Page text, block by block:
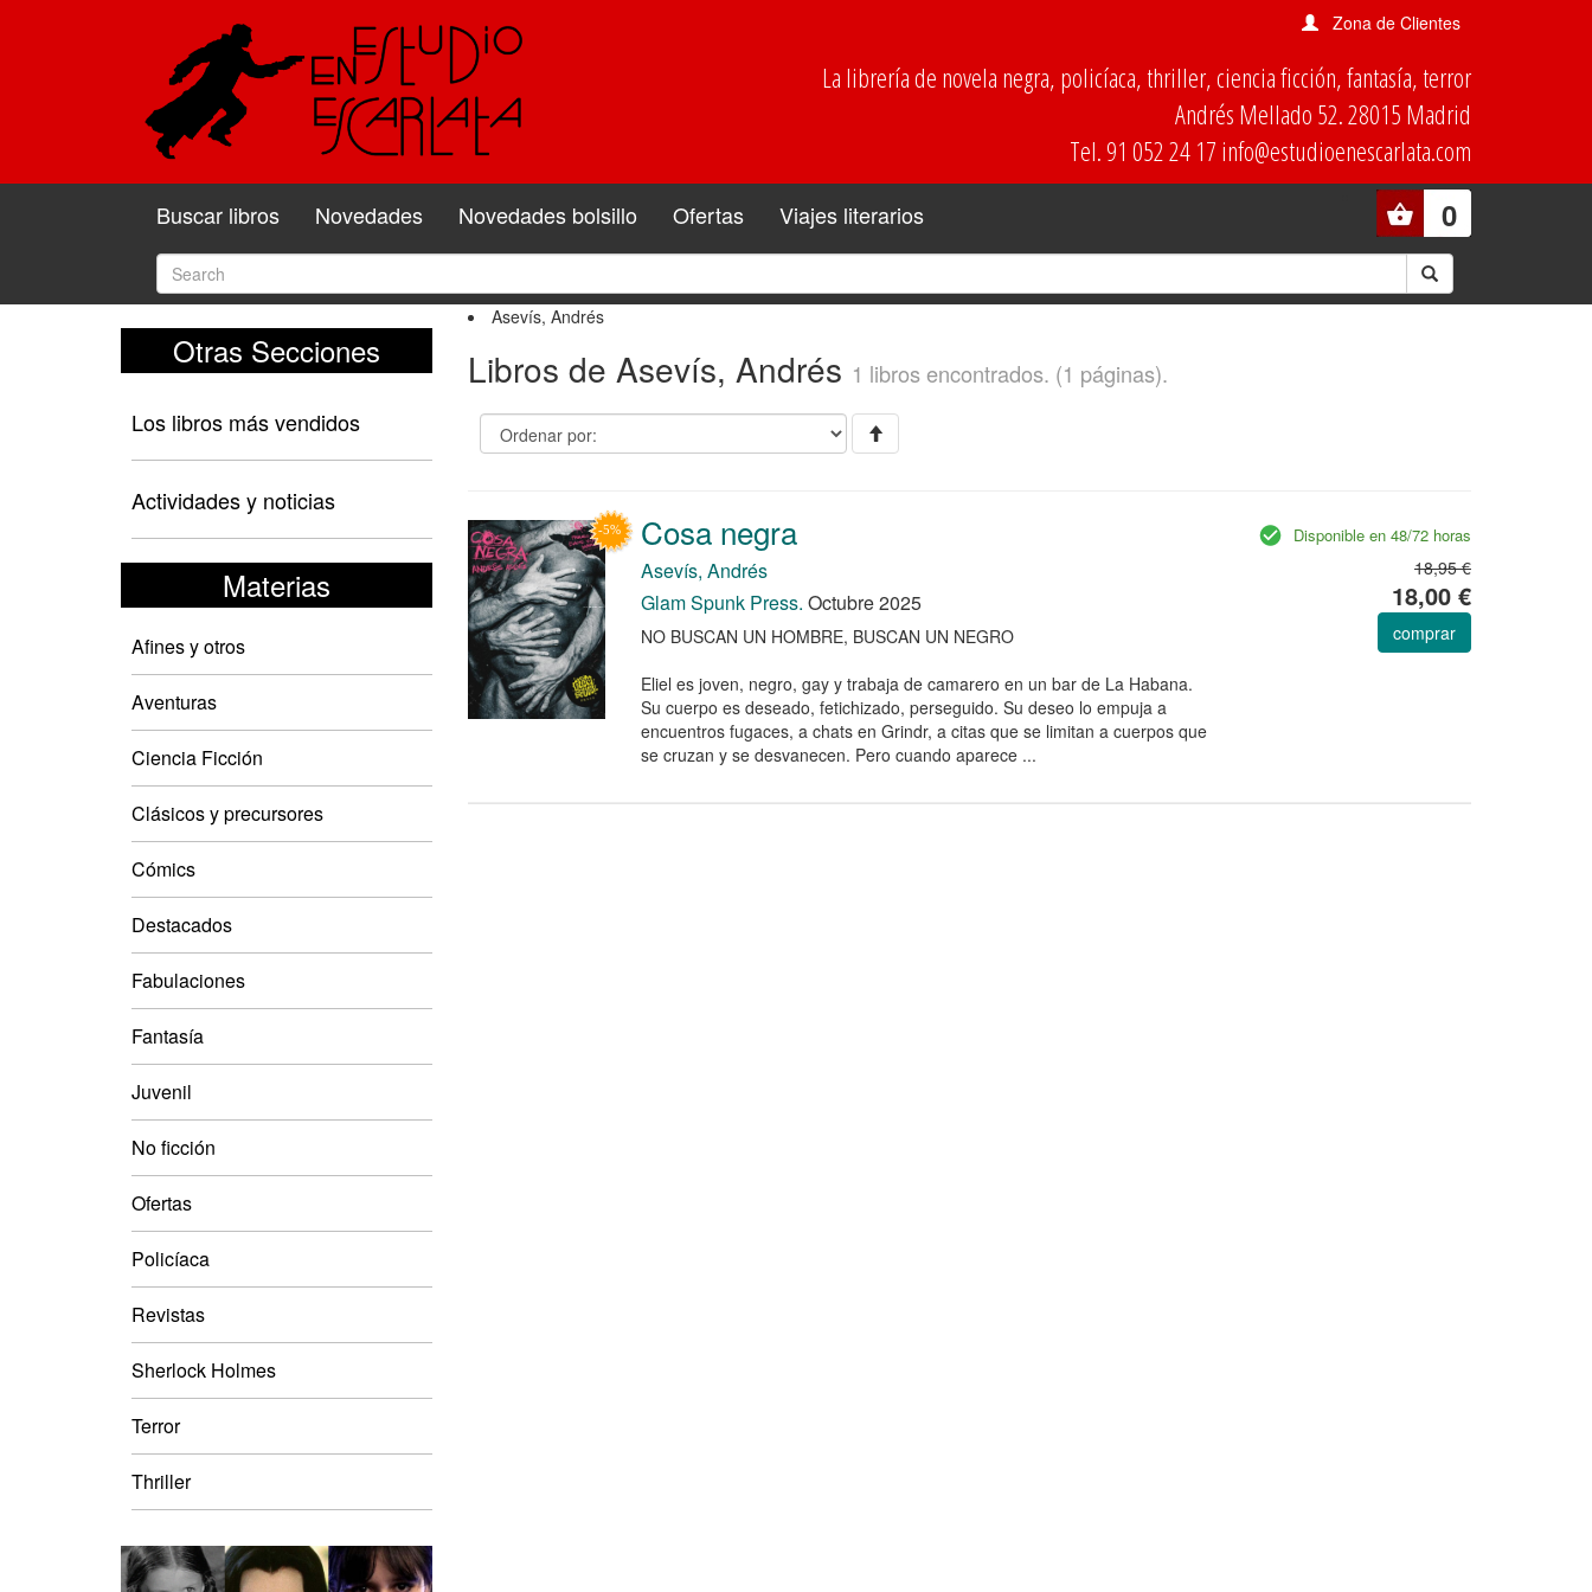
Zona de Clientes
La librería de novela negra, policíaca, thriller, ciencia ficción, fantasía, terror
Andrés Mellado 52. 28015 Madrid
Tel. 91 052 24 17 info@estudioenescarlata.com
0
Buscar libros Novedades Novedades bolsillo Ofertas Viajes literarios
Otras Secciones
Los libros más vendidos
Actividades y noticias
Materias
Afines y otros
Aventuras
Ciencia Ficción
Clásicos y precursores
Cómics
Destacados
Fabulaciones
Fantasía
Juvenil
No ficción
Ofertas
Policíaca
Revistas
Sherlock Holmes
Terror
Thriller
Asevís, Andrés
Libros de Asevís, Andrés 1 libros encontrados. (1 páginas).
Cosa negra
Asevís, Andrés
Glam Spunk Press. Octubre 2025
NO BUSCAN UN HOMBRE, BUSCAN UN NEGRO
Eliel es joven, negro, gay y trabaja de camarero en un bar de La Habana.
Su cuerpo es deseado, fetichizado, perseguido. Su deseo lo empuja a
encuentros fugaces, a chats en Grindr, a citas que se limitan a cuerpos que
se cruzan y se desvanecen. Pero cuando aparece ...
Disponible en 48/72 horas
18,95 €
18,00 €
comprar